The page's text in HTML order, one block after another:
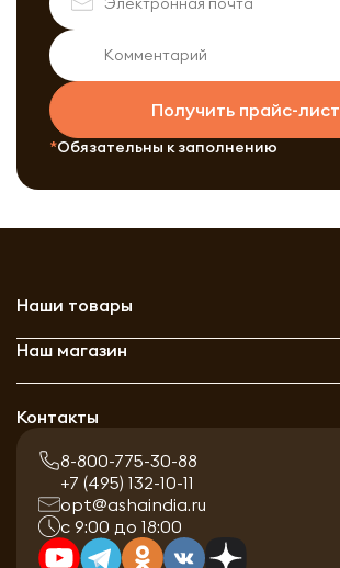
Получить прайс-лист
Обязательны к заполнению
Наши товары
Наш магазин
Контакты
8-800-775-30-88
+7 (495) 132-10-11
opt@ashaindia.ru
с 9:00 до 18:00